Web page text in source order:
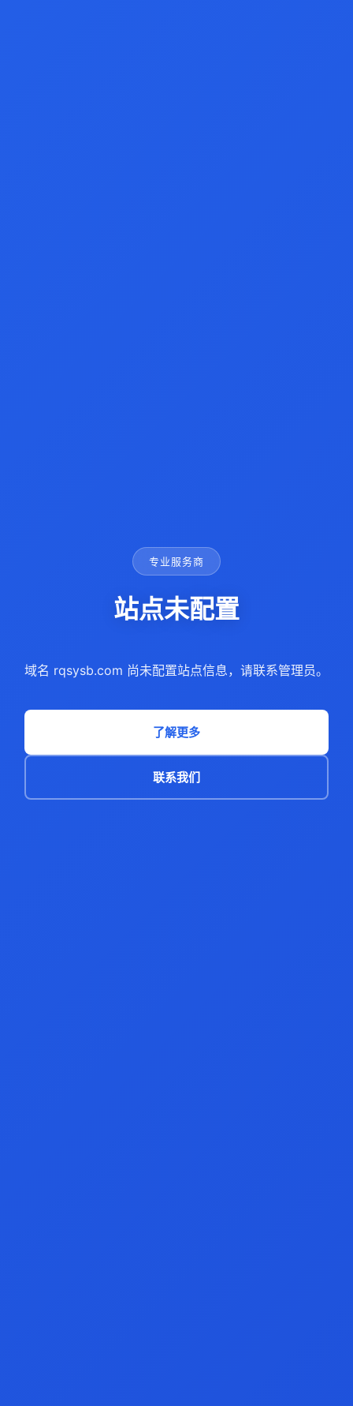
专业服务商
站点未配置
域名 rqsysb.com 尚未配置站点信息，请联系管理员。
了解更多
联系我们